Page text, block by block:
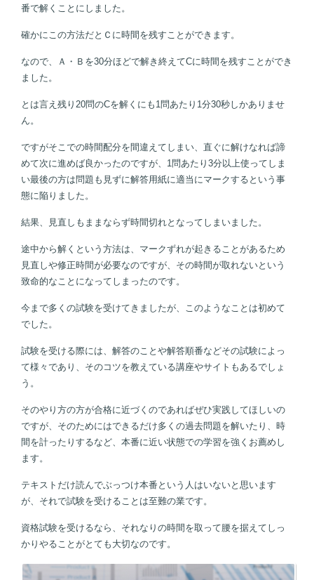
番で解くことにしました。
確かにこの方法だとＣに時間を残すことができます。
なので、Ａ・Ｂを30分ほどで解き終えてCに時間を残すことができ
ました。
とは言え残り20問のCを解くにも1問あたり1分30秒しかありませ
ん。
ですがそこでの時間配分を間違えてしまい、直ぐに解けなれば諦
めて次に進めば良かったのですが、1問あたり3分以上使ってしま
い最後の方は問題も見ずに解答用紙に適当にマークするという事
態に陥りました。
結果、見直しもままならず時間切れとなってしまいました。
途中から解くという方法は、マークずれが起きることがあるため
見直しや修正時間が必要なのですが、その時間が取れないという
致命的なことになってしまったのです。
今まで多くの試験を受けてきましたが、このようなことは初めて
でした。
試験を受ける際には、解答のことや解答順番などその試験によっ
て様々であり、そのコツを教えている講座やサイトもあるでしょ
う。
そのやり方の方が合格に近づくのであればぜひ実践してほしいの
ですが、そのためにはできるだけ多くの過去問題を解いたり、時
間を計ったりするなど、本番に近い状態での学習を強くお薦めし
ます。
テキストだけ読んでぶっつけ本番という人はいないと思います
が、それで試験を受けることは至難の業です。
資格試験を受けるなら、それなりの時間を取って腰を据えてしっ
かりやることがとても大切なのです。